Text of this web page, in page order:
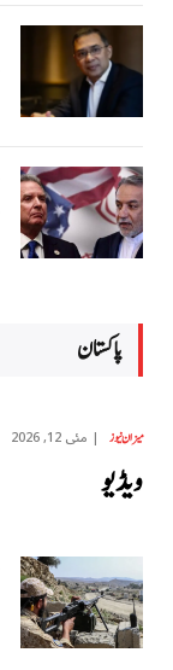
پاکستان
میزان نیوز مئی 12, 2026
ویڈیو